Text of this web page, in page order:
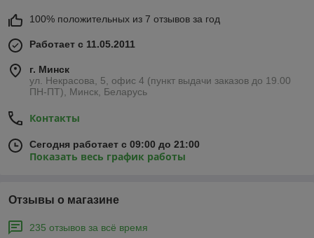
100% положительных из 7 отзывов за год
Работает с 11.05.2011
г. Минск
ул. Некрасова, 5, офис 4 (пункт выдачи заказов до 19.00
ПН-ПТ), Минск, Беларусь
Контакты
Сегодня работает с 09:00 до 21:00
Показать весь график работы
Отзывы о магазине
235 отзывов за всё время